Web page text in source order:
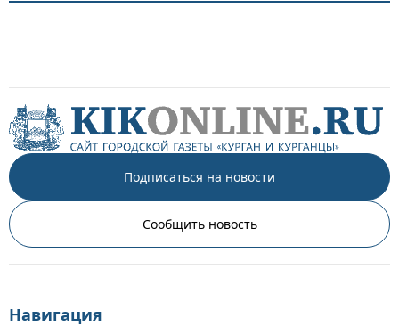
Подписаться на новости
Сообщить новость
Навигация